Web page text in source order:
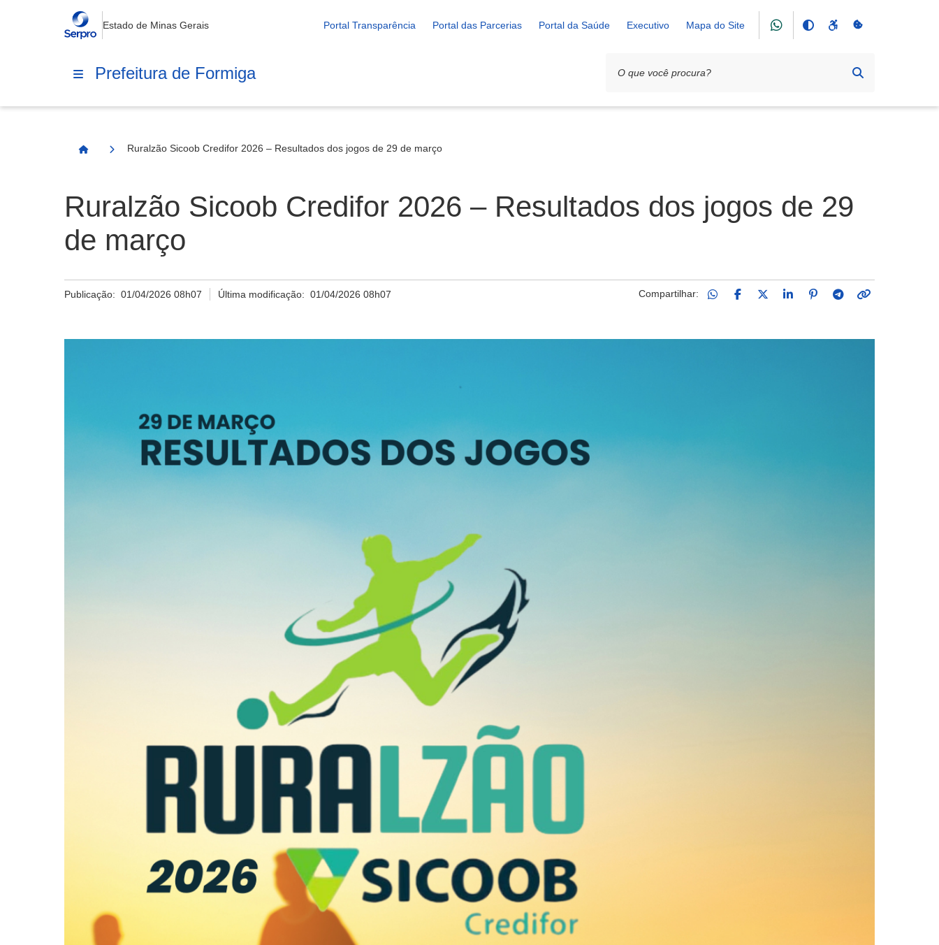
Estado de Minas Gerais Portal Transparência Portal das Parcerias Portal da Saúde Executivo Mapa do Site
Prefeitura de Formiga
Página Inicial
Ruralzão Sicoob Credifor 2026 – Resultados dos jogos de 29 de março
Ruralzão Sicoob Credifor 2026 – Resultados dos jogos de 29
de março
Publicação: 01/04/2026 08h07 Última modificação:01/04/2026 08h07 Compartilhar: